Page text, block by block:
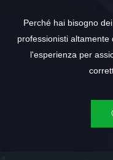
Perché hai bisogno
professionisti
l'esperienza per